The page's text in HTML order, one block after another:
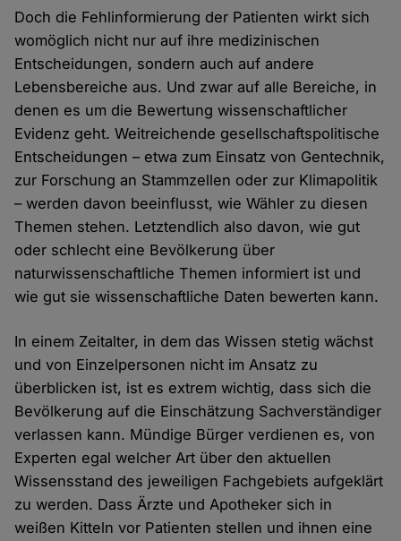
Doch die Fehlinformierung der Patienten wirkt sich
womöglich nicht nur auf ihre medizinischen
Entscheidungen, sondern auch auf andere
Lebensbereiche aus. Und zwar auf alle Bereiche, in
denen es um die Bewertung wissenschaftlicher
Evidenz geht. Weitreichende gesellschaftspolitische
Entscheidungen – etwa zum Einsatz von Gentechnik,
zur Forschung an Stammzellen oder zur Klimapolitik
– werden davon beeinflusst, wie Wähler zu diesen
Themen stehen. Letztendlich also davon, wie gut
oder schlecht eine Bevölkerung über
naturwissenschaftliche Themen informiert ist und
wie gut sie wissenschaftliche Daten bewerten kann.
In einem Zeitalter, in dem das Wissen stetig wächst
und von Einzelpersonen nicht im Ansatz zu
überblicken ist, ist es extrem wichtig, dass sich die
Bevölkerung auf die Einschätzung Sachverständiger
verlassen kann. Mündige Bürger verdienen es, von
Experten egal welcher Art über den aktuellen
Wissensstand des jeweiligen Fachgebiets aufgeklärt
zu werden. Dass Ärzte und Apotheker sich in
weißen Kitteln vor Patienten stellen und ihnen eine